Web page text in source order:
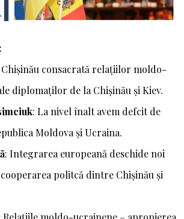
Chişinău consacrată relațiilor moldo-
diplomaților de la Chişinău și Kiev.
: La nivel înalt avem defcit de
Moldova și Ucraina.
: Integrarea europeană deschide noi
politcă dintre Chişinău și